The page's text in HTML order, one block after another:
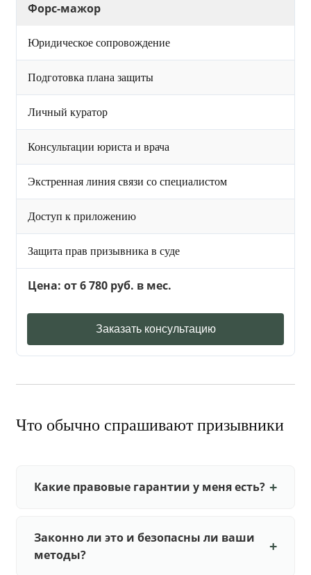
Форс-мажор
Юридическое сопровождение
Подготовка плана защиты
Личный куратор
Консультации юриста и врача
Экстренная линия связи со специалистом
Доступ к приложению
Защита прав призывника в суде
Цена: от 6 780 руб. в мес.
Заказать консультацию
Что обычно спрашивают призывники
Какие правовые гарантии у меня есть?
Законно ли это и безопасны ли ваши
методы?